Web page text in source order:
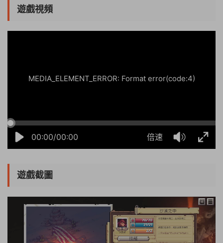
遊戲視頻
00:00/00:00 倍速
MEDIA_ELEMENT_ERROR: Format error(code:4)
遊戲截圖